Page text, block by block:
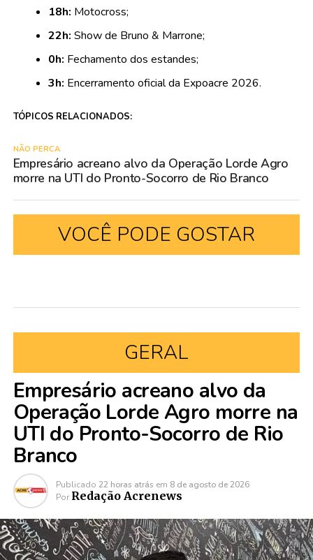
18h: Motocross;
22h: Show de Bruno & Marrone;
0h: Fechamento dos estandes;
3h: Encerramento oficial da Expoacre 2026.
TÓPICOS RELACIONADOS:
NÃO PERCA
Empresário acreano alvo da Operação Lorde Agro
morre na UTI do Pronto-Socorro de Rio Branco
VOCÊ PODE GOSTAR
GERAL
Empresário acreano alvo da
Operação Lorde Agro morre na
UTI do Pronto-Socorro de Rio
Branco
Publicado 22 horas atrás em 8 de agosto de 2026
Por Redação Acrenews